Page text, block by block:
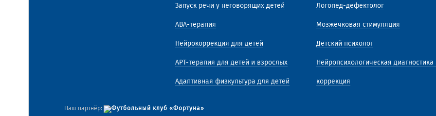
Запуск речи у неговорящих детей
АВА-терапия
Нейрокоррекция для детей
АРТ-терапия для детей и взрослых
Адаптивная физкультура для детей
Логопед-дефектолог
Мозжечковая стимуляция
Детский психолог
Нейропсихологическая диагностика
коррекция
Наш партнёр: